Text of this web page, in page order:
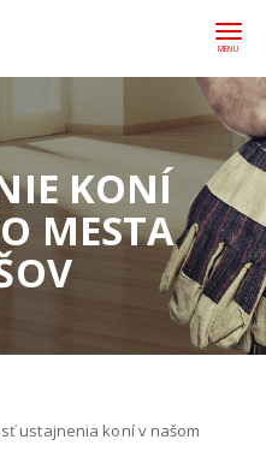
MENU
KONÍ
MESTA
ustajnenia koní v našom